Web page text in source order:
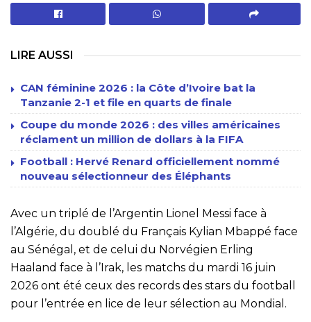
LIRE AUSSI
CAN féminine 2026 : la Côte d’Ivoire bat la
Tanzanie 2-1 et file en quarts de finale
Coupe du monde 2026 : des villes américaines
réclament un million de dollars à la FIFA
Football : Hervé Renard officiellement nommé
nouveau sélectionneur des Éléphants
Avec un triplé de l’Argentin Lionel Messi face à
l’Algérie, du doublé du Français Kylian Mbappé face
au Sénégal, et de celui du Norvégien Erling
Haaland face à l’Irak, les matchs du mardi 16 juin
2026 ont été ceux des records des stars du football
pour l’entrée en lice de leur sélection au Mondial.